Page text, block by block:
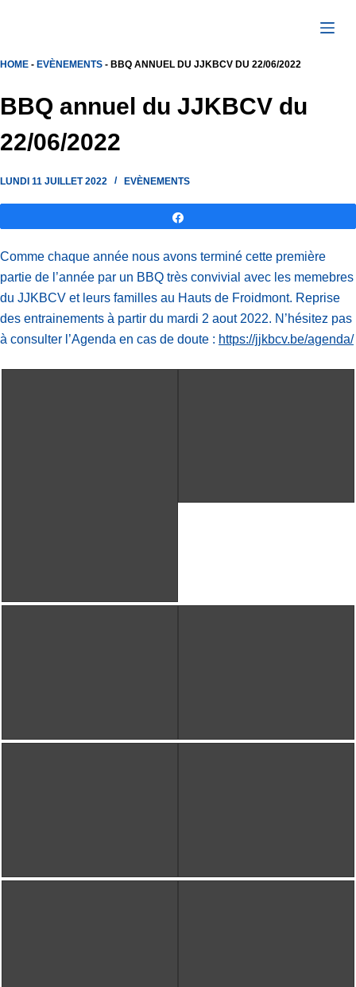
HOME - EVÈNEMENTS - BBQ ANNUEL DU JJKBCV DU 22/06/2022
BBQ annuel du JJKBCV du
22/06/2022
LUNDI 11 JUILLET 2022 EVÈNEMENTS
Comme chaque année nous avons terminé cette première
partie de l’année par un BBQ très convivial avec les memebres
du JJKBCV et leurs familles au Hauts de Froidmont. Reprise
des entrainements à partir du mardi 2 aout 2022. N’hésitez pas
à consulter l’Agenda en cas de doute : https://jjkbcv.be/agenda/